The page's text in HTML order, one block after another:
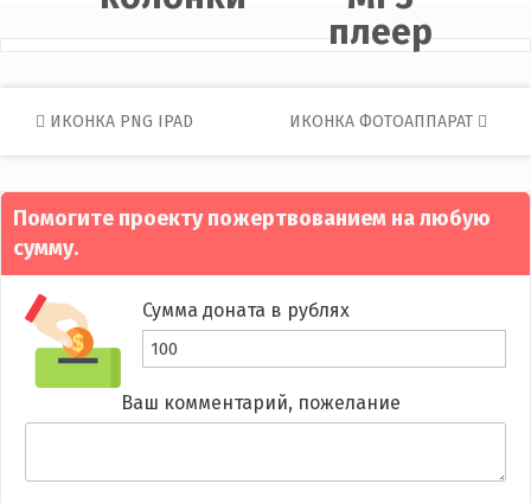
плеер
Post
navigation
ИКОНКА PNG IPAD ИКОНКА ФОТОАППАРАТ
Помогите проекту пожертвованием на любую
сумму.
Сумма доната в рублях
Ваш комментарий, пожелание